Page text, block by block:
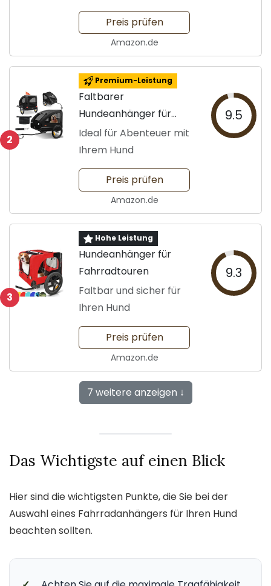
Preis prüfen
Amazon.de
2
Premium-Leistung
Faltbarer
Hundeanhänger für
Fahrräder
Ideal für Abenteuer mit
Ihrem Hund
9.5
Preis prüfen
Amazon.de
3
Hohe Leistung
Hundeanhänger für
Fahrradtouren
Faltbar und sicher für
Ihren Hund
9.3
Preis prüfen
Amazon.de
7 weitere anzeigen ↓
Das Wichtigste auf einen Blick
Hier sind die wichtigsten Punkte, die Sie bei der
Auswahl eines Fahrradanhängers für Ihren Hund
beachten sollten.